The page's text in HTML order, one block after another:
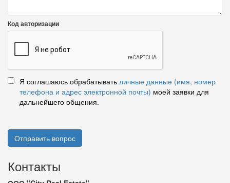
Код авторизации
Я соглашаюсь обрабатывать личные данные (имя, номер
телефона и адрес электронной почты) моей заявки для
дальнейшего общения.
Отправить вопрос
Контакты